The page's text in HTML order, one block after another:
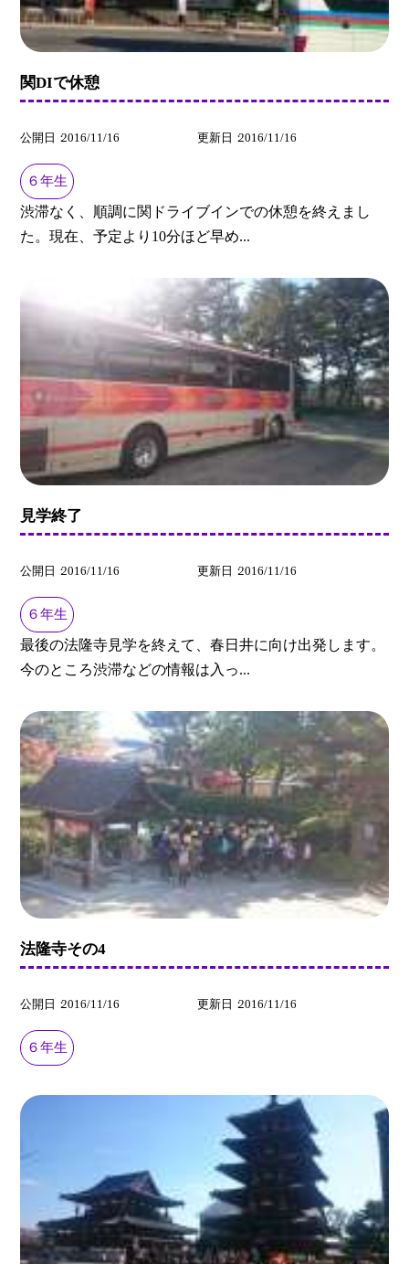
関DIで休憩
公開日 2016/11/16 更新日 2016/11/16
６年生
渋滞なく、順調に関ドライブインでの休憩を終えまし
た。現在、予定より10分ほど早め...
見学終了
公開日 2016/11/16 更新日 2016/11/16
６年生
最後の法隆寺見学を終えて、春日井に向け出発します。
今のところ渋滞などの情報は入っ...
法隆寺その4
公開日 2016/11/16 更新日 2016/11/16
６年生